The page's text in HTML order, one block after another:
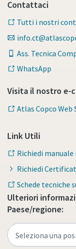
Contattaci
Tutti i nostri
Ass. Tecnica
WhatsApp
Visita il nostro e-
Atlas Copco Web
Link Utili
Richiedi
Richiedi
Schede tecniche
Ulteriori
Paese/regione: